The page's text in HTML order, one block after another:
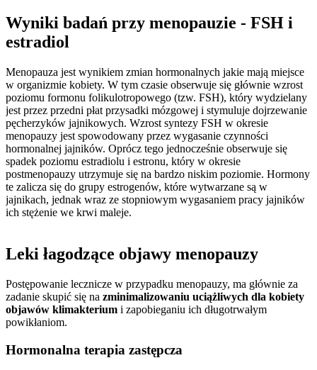
Wyniki badań przy menopauzie - FSH i
estradiol
Menopauza jest wynikiem zmian hormonalnych jakie mają miejsce
w organizmie kobiety. W tym czasie obserwuje się głównie wzrost
poziomu formonu folikulotropowego (tzw. FSH), który wydzielany
jest przez przedni płat przysadki mózgowej i stymuluje dojrzewanie
pęcherzyków jajnikowych. Wzrost syntezy FSH w okresie
menopauzy jest spowodowany przez wygasanie czynności
hormonalnej jajników. Oprócz tego jednocześnie obserwuje się
spadek poziomu estradiolu i estronu, który w okresie
postmenopauzy utrzymuje się na bardzo niskim poziomie. Hormony
te zalicza się do grupy estrogenów, które wytwarzane są w
jajnikach, jednak wraz ze stopniowym wygasaniem pracy jajników
ich stężenie we krwi maleje.
Leki łagodzące objawy menopauzy
Postępowanie lecznicze w przypadku menopauzy, ma głównie za
zadanie skupić się na zminimalizowaniu uciążliwych dla kobiety
objawów klimakterium i zapobieganiu ich długotrwałym
powikłaniom.
Hormonalna terapia zastępcza